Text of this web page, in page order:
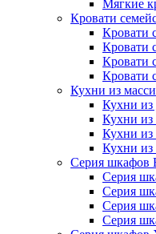
Мягкие
Кровати
Кровати
Кровати
Кровати
Кровати
Кухни из
Кухни из
Кухни из
Кухни из
Кухни из
Серия шкафов
Серия
Серия
Серия
Серия